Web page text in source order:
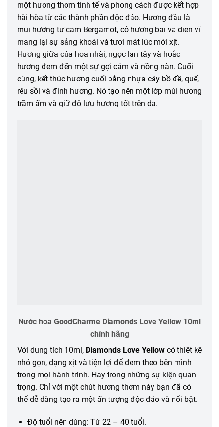
một hương thơm tinh tế và phong cách được kết hợp
hài hòa từ các thành phần độc đáo. Hương đầu là
mùi hương từ cam Bergamot, cỏ hương bài và diên vĩ
mang lại sự sảng khoái và tươi mát lúc mới xịt.
Hương giữa của hoa nhài, ngọc lan tây và hoắc
hương đem đến một sự gợi cảm và nồng nàn. Cuối
cùng, kết thúc hương cuối bằng nhựa cây bồ đề, quế,
rêu sồi và đinh hương. Nó tạo nên một lớp mùi hương
trầm ấm và giữ độ lưu hương tốt trên da.
Nước hoa GoodCharme Diamonds Love Yellow 10ml
chính hãng
Với dung tích 10ml, Diamonds Love Yellow có thiết kế
nhỏ gọn, dạng xịt và tiện lợi để đem theo bên mình
trong mọi hành trình. Hay trong những sự kiện quan
trọng. Chỉ với một chút hương thơm này bạn đã có
thể dễ dàng tạo ra một ấn tượng độc đáo và nổi bật.
Độ tuổi nên dùng: Từ 22 – 40 tuổi.